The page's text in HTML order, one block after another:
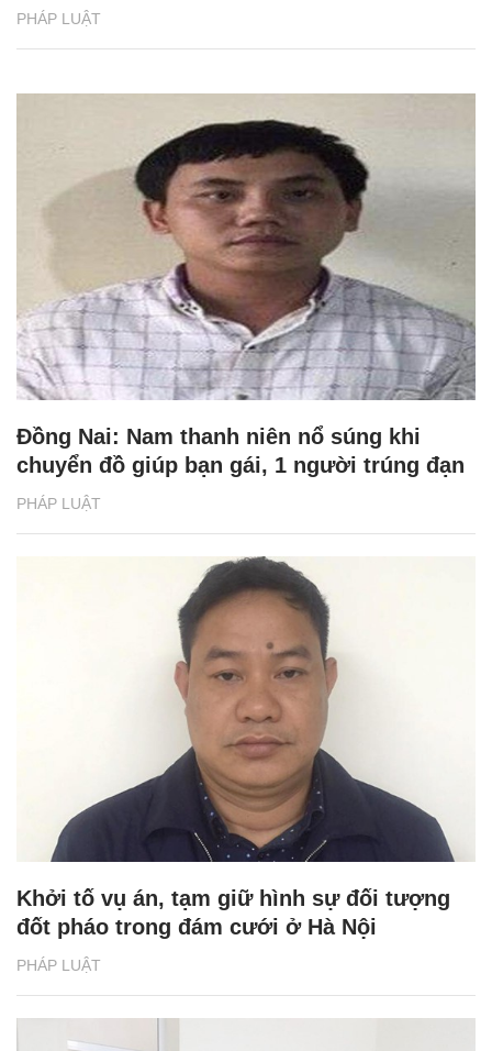
PHÁP LUẬT
PHÁP LUẬT
Đồng Nai: Nam thanh niên nổ súng khi
chuyển đồ giúp bạn gái, 1 người trúng đạn
PHÁP LUẬT
Khởi tố vụ án, tạm giữ hình sự đối tượng
đốt pháo trong đám cưới ở Hà Nội